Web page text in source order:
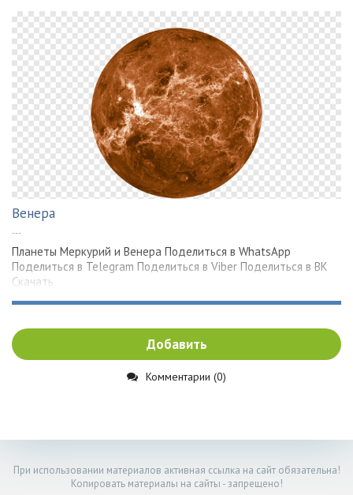
Венера
---
Планеты Меркурий и Венера Поделиться в WhatsApp
Поделиться в Telegram Поделиться в Viber Поделиться в ВК
Скачать
Добавить
Комментарии (0)
При использовании материалов активная ссылка на сайт обязательна!
Копировать материалы на сайты - запрещено!